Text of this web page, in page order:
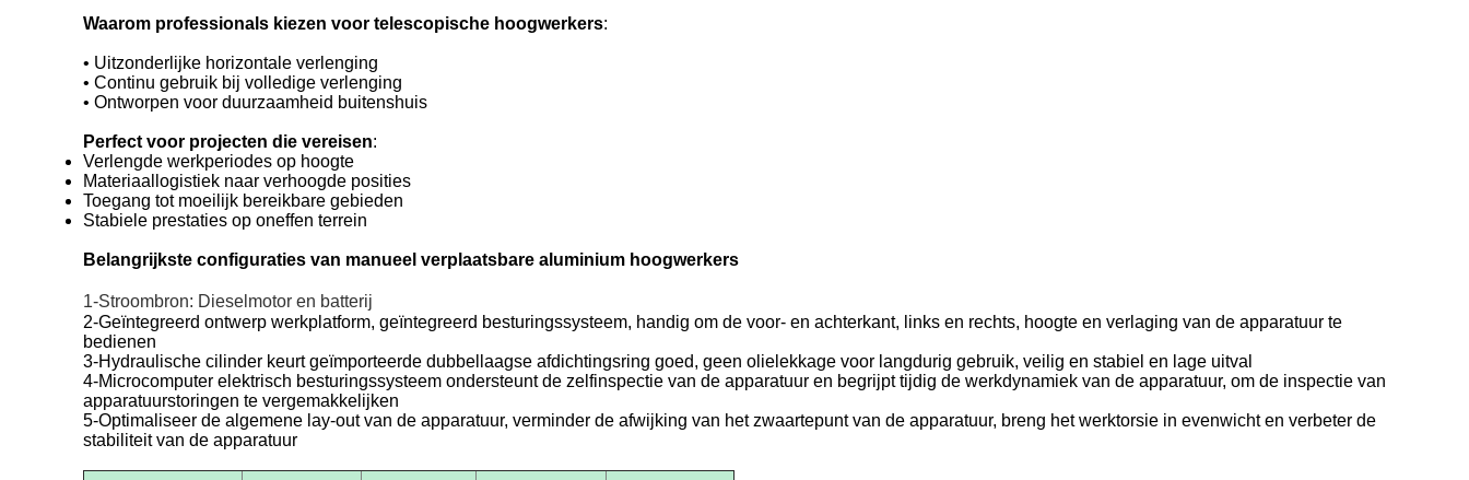
Waarom professionals kiezen voor telescopische hoogwerkers:
• Uitzonderlijke horizontale verlenging
• Continu gebruik bij volledige verlenging
• Ontworpen voor duurzaamheid buitenshuis
Perfect voor projecten die vereisen:
Verlengde werkperiodes op hoogte
Materiaallogistiek naar verhoogde posities
Toegang tot moeilijk bereikbare gebieden
Stabiele prestaties op oneffen terrein
Belangrijkste configuraties van manueel verplaatsbare aluminium hoogwerkers
1-Stroombron: Dieselmotor en batterij
2-Geïntegreerd ontwerp werkplatform, geïntegreerd besturingssysteem, handig om de voor- en achterkant, links en rechts, hoogte en verlaging van de apparatuur te
bedienen
3-Hydraulische cilinder keurt geïmporteerde dubbellaagse afdichtingsring goed, geen olielekkage voor langdurig gebruik, veilig en stabiel en lage uitval
4-Microcomputer elektrisch besturingssysteem ondersteunt de zelfinspectie van de apparatuur en begrijpt tijdig de werkdynamiek van de apparatuur, om de inspectie van
apparatuurstoringen te vergemakkelijken
5-Optimaliseer de algemene lay-out van de apparatuur, verminder de afwijking van het zwaartepunt van de apparatuur, breng het werktorsie in evenwicht en verbeter de
stabiliteit van de apparatuur